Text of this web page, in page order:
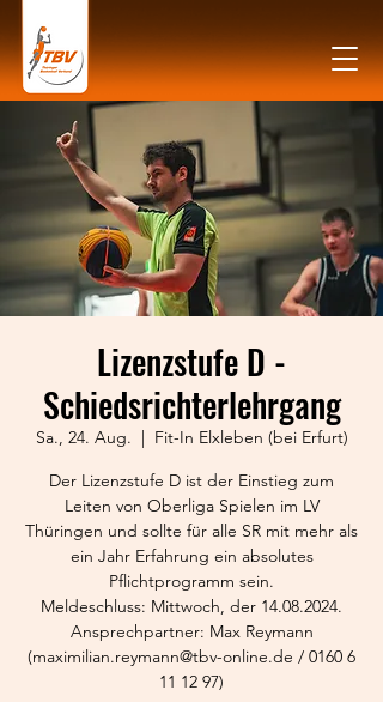
Lizenzstufe D -
Schiedsrichterlehrgang
Sa., 24. Aug.
  |
Fit-In Elxleben (bei Erfurt)
Der Lizenzstufe D ist der Einstieg zum
Leiten von Oberliga Spielen im LV
Thüringen und sollte für alle SR mit mehr als
ein Jahr Erfahrung ein absolutes
Pflichtprogramm sein.
Meldeschluss: Mittwoch, der 14.08.2024.
Ansprechpartner: Max Reymann
(maximilian.reymann@tbv-online.de / 0160 6
11 12 97)